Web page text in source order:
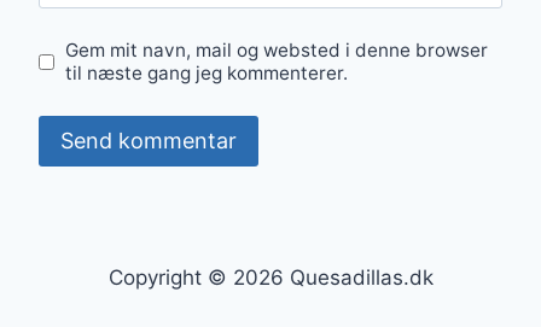
Gem mit navn, mail og websted i denne browser
til næste gang jeg kommenterer.
Copyright © 2026 Quesadillas.dk